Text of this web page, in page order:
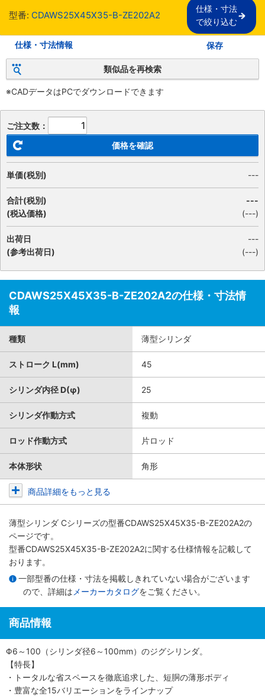
型番: CDAWS25X45X35-B-ZE202A2
仕様・寸法
で絞り込む
仕様・寸法情報 保存
類似品を再検索
※CADデータはPCでダウンロードできます
ご注文数：
価格を確認
単価(税別) ---
合計(税別)
(税込価格)
---
(---)
出荷日
(参考出荷日)
---
(---)
CDAWS25X45X35-B-ZE202A2の仕様・寸法情
報
種類 薄型シリンダ
ストローク L(mm) 45
シリンダ内径 D(φ) 25
シリンダ作動方式 複動
ロッド作動方式 片ロッド
本体形状 角形
商品詳細をもっと見る
薄型シリンダ Cシリーズの型番CDAWS25X45X35-B-ZE202A2の
ページです。
型番CDAWS25X45X35-B-ZE202A2に関する仕様情報を記載して
おります。
一部型番の仕様・寸法を掲載しきれていない場合がございます
ので、詳細は メーカーカタログをご覧ください。
商品情報
Φ6～100（シリンダ径6～100mm）のジグシリンダ。
【特長】
・トータルな省スペースを徹底追求した、短胴の薄形ボディ
・豊富な全15バリエーションをラインナップ